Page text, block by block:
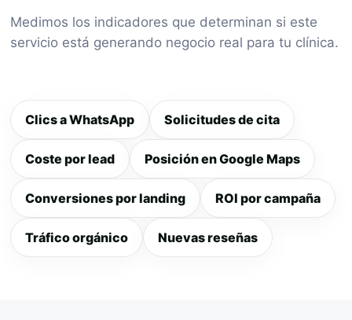
Medimos los indicadores que determinan si este
servicio está generando negocio real para tu clínica.
Clics a WhatsApp Solicitudes de cita
Coste por lead Posición en Google Maps
Conversiones por landing ROI por campaña
Tráfico orgánico Nuevas reseñas